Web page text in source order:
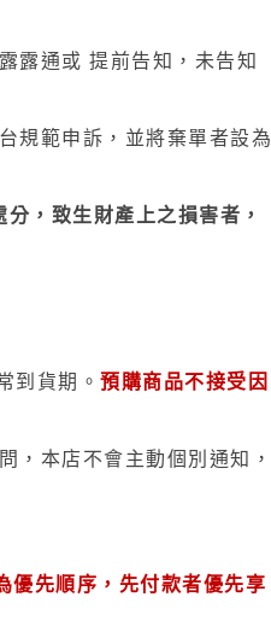
露露通或 提前告知，未告知
規範申訴，並將棄單者設為
，致生財產上之損害者，
到貨期。 預購商品不接受因
，本店不會主動個別通知 ，
優先順序，先付款者優先享